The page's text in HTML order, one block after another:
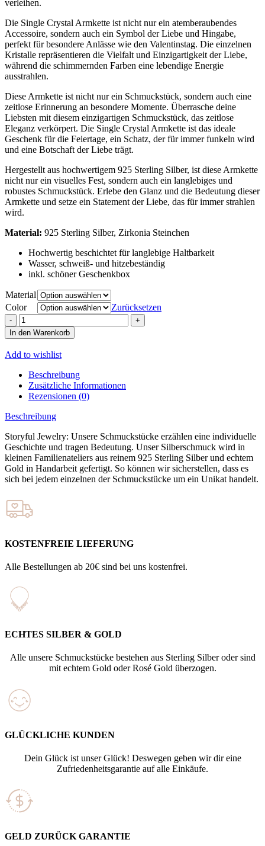
verleihen.
Die Single Crystal Armkette ist nicht nur ein atemberaubendes
Accessoire, sondern auch ein Symbol der Liebe und Hingabe,
perfekt für besondere Anlässe wie den Valentinstag. Die einzelnen
Kristalle repräsentieren die Vielfalt und Einzigartigkeit der Liebe,
während die schimmernden Farben eine lebendige Energie
ausstrahlen.
Diese Armkette ist nicht nur ein Schmuckstück, sondern auch eine
zeitlose Erinnerung an besondere Momente. Überrasche deine
Liebsten mit diesem einzigartigen Schmuckstück, das zeitlose
Eleganz verkörpert. Die Single Crystal Armkette ist das ideale
Geschenk für die Feiertage, ein Schatz, der für immer funkeln wird
und eine Botschaft der Liebe trägt.
Hergestellt aus hochwertigem 925 Sterling Silber, ist diese Armkette
nicht nur ein visuelles Fest, sondern auch ein langlebiges und
robustes Schmuckstück. Erlebe den Glanz und die Bedeutung dieser
Armkette und setze ein Statement der Liebe, das für immer strahlen
wird.
Material: 925 Sterling Silber, Zirkonia Steinchen
Hochwertig beschichtet für langlebige Haltbarkeit
Wasser, schweiß- und hitzebeständig
inkl. schöner Geschenkbox
Material
Color
Zurücksetzen
SINGLE
CRYSTAL
ARMBAND
Menge
In den Warenkorb
Add to wishlist
Beschreibung
Zusätzliche Informationen
Rezensionen (0)
Beschreibung
Storyful Jewelry: Unsere Schmuckstücke erzählen eine individuelle
Geschichte und tragen Bedeutung. Unser Silberschmuck wird in
kleinen Familienateliers aus reinem 925 Sterling Silber und echtem
Gold in Handarbeit gefertigt. So können wir sicherstellen, dass es
sich bei jedem einzelnen der Schmuckstücke um ein Unikat handelt.
KOSTENFREIE LIEFERUNG
Alle Bestellungen ab 20€ sind bei uns kostenfrei.
ECHTES SILBER & GOLD
Alle unsere Schmuckstücke bestehen aus Sterling Silber oder sind
mit echtem Gold oder Rosé Gold überzogen.
GLÜCKLICHE KUNDEN
Dein Glück ist unser Glück! Deswegen geben wir dir eine
Zufriedenheitsgarantie auf alle Einkäufe.
GELD ZURÜCK GARANTIE